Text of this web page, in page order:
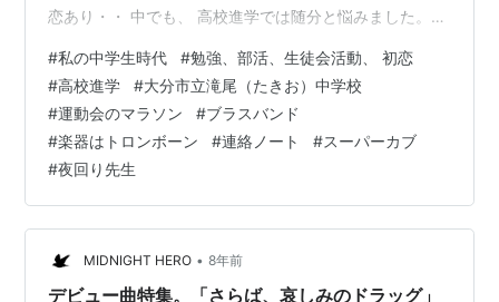
恋あり・・ 中でも、 高校進学では随分と悩みました。
ろが違って、 親を恨んだこともありました。 当時は、
かなりぐれかかっていましたが、 何とか無事に社会人に
なれたのも、 親のおかげだと、 今では感謝しています。
ということで、読者のみなさんには、関係のないことか
もしれません。 私の記録として記事に書かせていただき
ます。 もし…
#私の中学生時代 #勉強、部活、生徒会活動、 初恋
#高校進学 #大分市立滝尾（たきお）中学校
#運動会のマラソン #ブラスバンド
#楽器はトロンボーン #連絡ノート #スーパーカブ
#夜回り先生
MIDNIGHT HERO • 8年前
デビュー曲特集。「さらば、哀しみのドラッグ」